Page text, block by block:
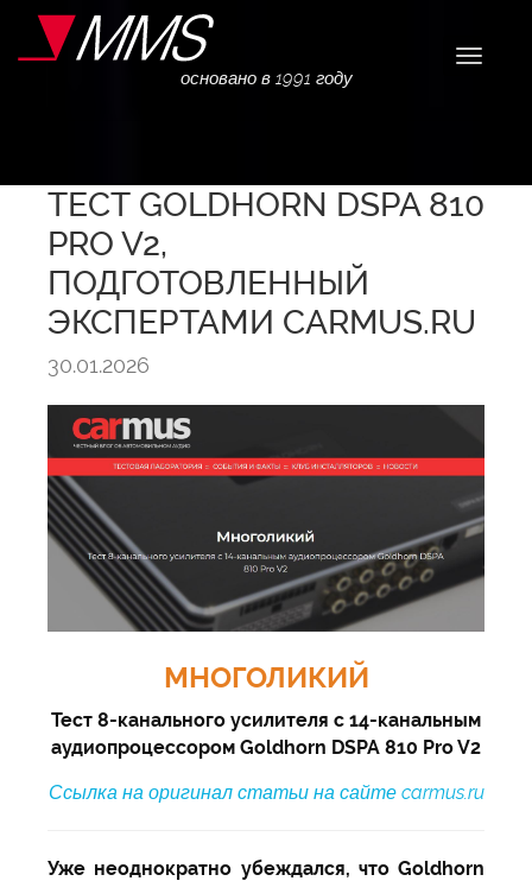
основано в 1991 году
ТЕСТ GOLDHORN DSPA 810
PRO V2,
ПОДГОТОВЛЕННЫЙ
ЭКСПЕРТАМИ CARMUS.RU
30.01.2026
МНОГОЛИКИЙ
Тест 8-канального усилителя с 14-канальным
аудиопроцессором Goldhorn DSPA 810 Pro V2
Ссылка на оригинал статьи на сайте carmus.ru
Уже неоднократно убеждался, что Goldhorn